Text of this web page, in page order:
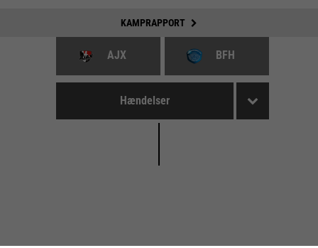
KAMPRAPPORT
AJX BFH
Hændelser